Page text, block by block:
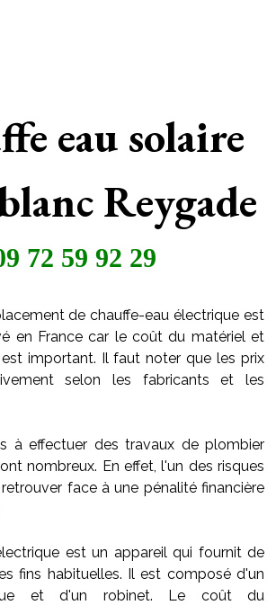
eau solaire
Reygade
72 59 92 29
de chauffe-eau électrique est
en France car le coût du matériel et
important. Il faut noter que les prix
selon les fabricants et les
à effectuer des travaux de plombier
nombreux. En effet, l'un des risques
face à une pénalité financière
est un appareil qui fournit de
fins habituelles. Il est composé d'un
et d'un robinet. Le coût du